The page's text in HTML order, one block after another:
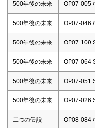
500年後の未来 OP07-005
500年後の未来 OP07-046
500年後の未来 OP07-109
500年後の未来 OP07-064
500年後の未来 OP07-051
500年後の未来 OP07-026
二つの伝説 OP08-084